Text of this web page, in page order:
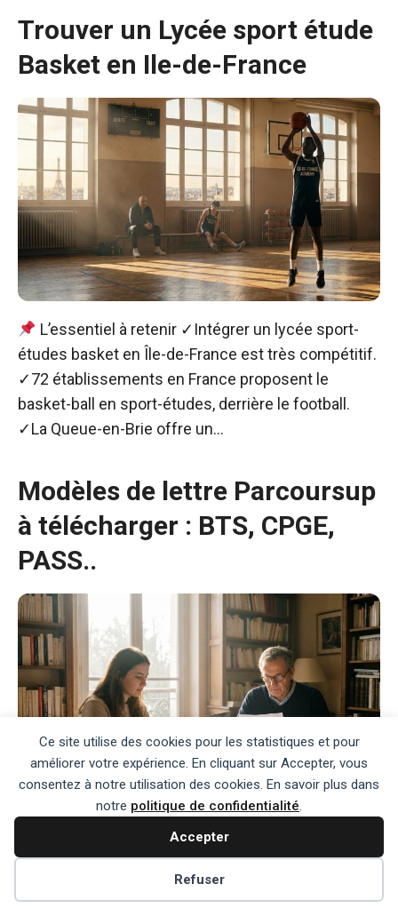
Ce site utilise des cookies pour les statistiques et pour
améliorer votre expérience. En cliquant sur Accepter, vous
consentez à notre utilisation des cookies. En savoir plus dans
notre politique de confidentialité.
Accepter
Refuser
Trouver un Lycée sport étude
Basket en Ile-de-France
L’essentiel à retenir ✓Intégrer un lycée sport-
études basket en Île-de-France est très compétitif.
✓72 établissements en France proposent le
basket-ball en sport-études, derrière le football.
✓La Queue-en-Brie offre un…
Modèles de lettre Parcoursup
à télécharger : BTS, CPGE,
PASS..
✓Les attentes des jurys fluctuent selon la
formation, impactant la candidature. ✓Une lettre